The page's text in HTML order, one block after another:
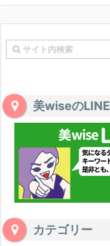
美wiseの
カテゴリー